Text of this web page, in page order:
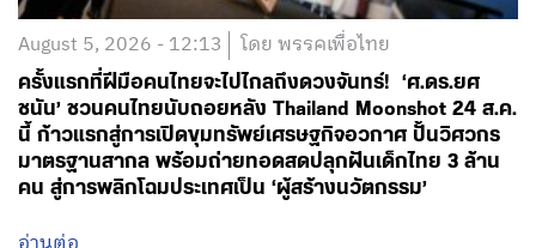
August 5, 2026 - 12:13 โดย พรรคเพื่อไทย
ครั้งแรกที่ฝีมือคนไทยจะไปไกลถึงดวงจันทร์! ‘ศ.ดร.ยศ
ชนัน’ ชวนคนไทยนับถอยหลัง Thailand Moonshot 24 ส.ค.
นี้ ก้าวแรกสู่การเปิดขุมทรัพย์เศรษฐกิจอวกาศ ปั้นวิศวกร
มาตรฐานสากล พร้อมถ่ายทอดสดปลุกฝันเด็กไทย 3 ล้าน
คน สู่การพลิกโฉมประเทศเป็น ‘ผู้สร้างนวัตกรรม’